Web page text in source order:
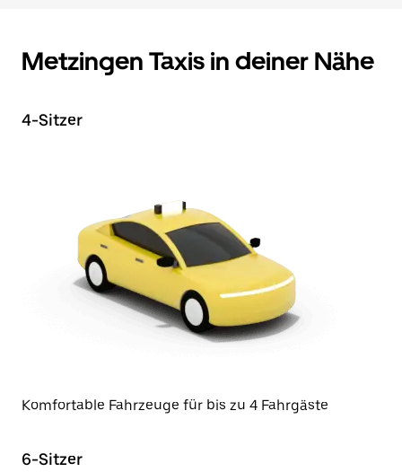
Metzingen Taxis in deiner Nähe
4-Sitzer
Komfortable Fahrzeuge für bis zu 4 Fahrgäste
6-Sitzer